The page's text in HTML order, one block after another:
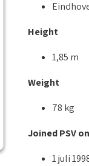
Height
1,85 m
Weight
78 kg
Joined PSV on
1 juli